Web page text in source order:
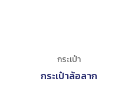
กระเป๋า
กระเป๋าล้อลาก